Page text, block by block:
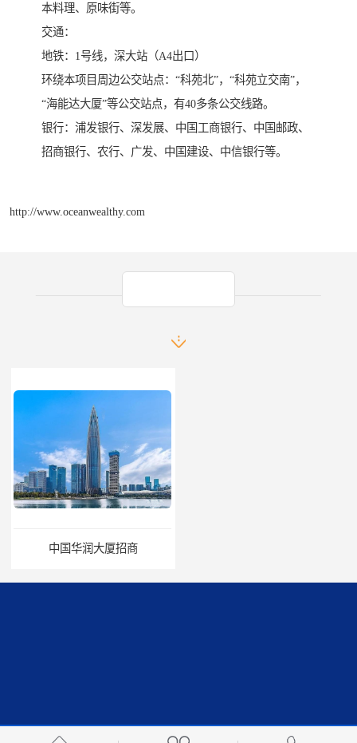
本料理、原味街等。
交通：
地铁：1号线，深大站（A4出口）
环绕本项目周边公交站点：“科苑北”，“科苑立交南”，
“海能达大厦”等公交站点，有40多条公交线路。
银行：浦发银行、深发展、中国工商银行、中国邮政、
招商银行、农行、广发、中国建设、中信银行等。
http://www.oceanwealthy.com
中国华润大厦招商